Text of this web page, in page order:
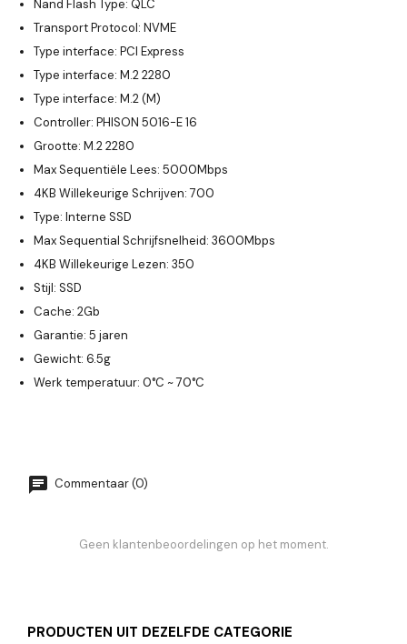
Nand Flash Type: QLC
Transport Protocol: NVME
Type interface: PCI Express
Type interface: M.2 2280
Type interface: M.2 (M)
Controller: PHISON 5016-E 16
Grootte: M.2 2280
Max Sequentiële Lees: 5000Mbps
4KB Willekeurige Schrijven:700
Type: Interne SSD
Max Sequential Schrijfsnelheid: 3600Mbps
4KB Willekeurige Lezen: 350
Stijl: SSD
Cache: 2Gb
Garantie: 5 jaren
Gewicht: 6.5g
Werk temperatuur: 0°C ~ 70°C
Commentaar (0)
Geen klantenbeoordelingen op het moment.
PRODUCTEN UIT DEZELFDE CATEGORIE